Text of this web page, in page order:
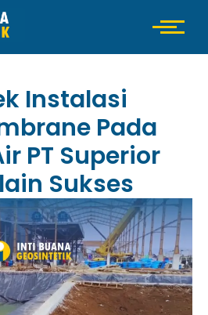
Instalasi
Pada
PT Superior
Sukses